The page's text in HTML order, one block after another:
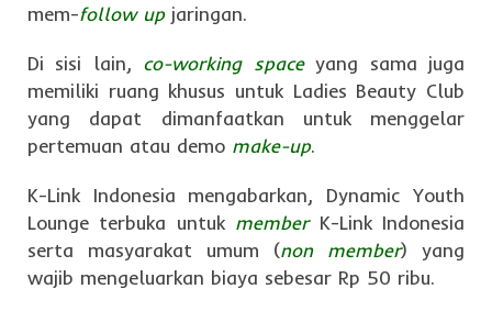
mem-follow upjaringan.
Di sisi lain, co-working spaceyang sama juga
memiliki ruang khusus untuk Ladies Beauty Club
yang dapat dimanfaatkan untuk menggelar
pertemuan atau demo make-up.
K-Link Indonesia mengabarkan, Dynamic Youth
Lounge terbuka untuk memberK-Link Indonesia
serta masyarakat umum (non member) yang
wajib mengeluarkan biaya sebesar Rp 50 ribu.